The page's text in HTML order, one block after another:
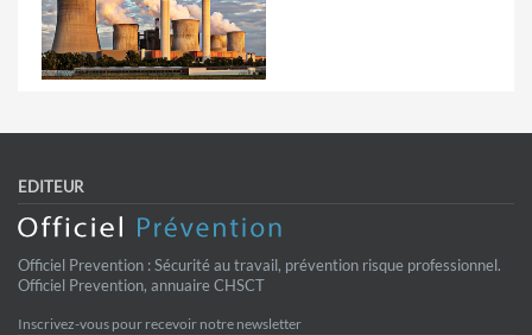
EDITEUR
Officiel Prevention : Sécurité au travail, prévention risque professionnel.
Officiel Prevention, annuaire CHSCT
Inscrivez-vous pour recevoir notre newsletter